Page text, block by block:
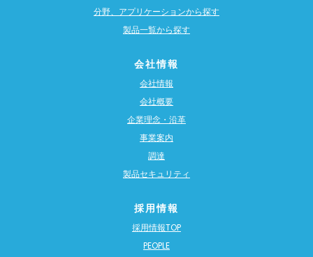
分野、アプリケーションから探す
製品一覧から探す
会社情報
会社情報
会社概要
企業理念・沿革
事業案内
調達
製品セキュリティ
採用情報
採用情報TOP
PEOPLE